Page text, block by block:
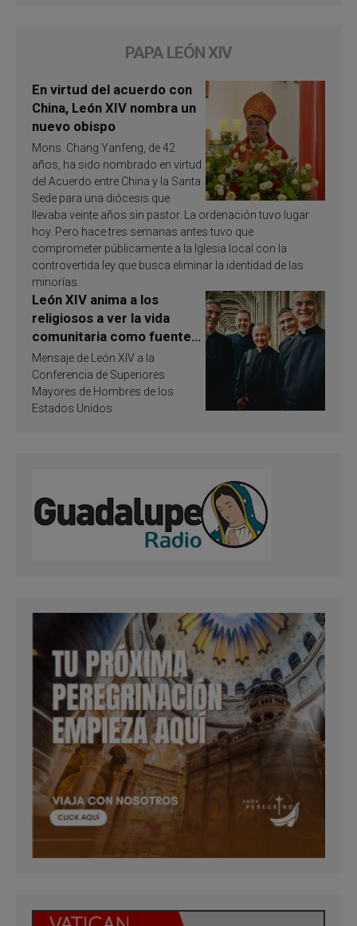
PAPA LEÓN XIV
En virtud del acuerdo con
China, León XIV nombra un
nuevo obispo
Mons. Chang Yanfeng, de 42
años, ha sido nombrado en virtud
del Acuerdo entre China y la Santa
Sede para una diócesis que
llevaba veinte años sin pastor. La ordenación tuvo lugar
hoy. Pero hace tres semanas antes tuvo que
comprometer públicamente a la Iglesia local con la
controvertida ley que busca eliminar la identidad de las
minorías.
León XIV anima a los
religiosos a ver la vida
comunitaria como fuente
de inspiración y
santificación
Mensaje de León XIV a la
Conferencia de Superiores
Mayores de Hombres de los
Estados Unidos